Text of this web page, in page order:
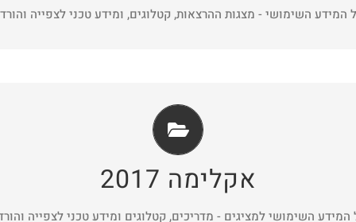
המידע השימושי - מצגות ההרצאות, קטלוגים, ומידע טכני לצפייה
אקלימה 2017
המידע השימושי למציגים - מדריכים, קטלוגים ומידע טכני לצפייה
אקלימה 2017